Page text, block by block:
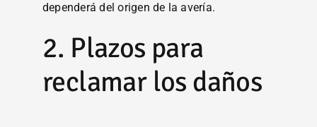
dependerá del origen de la avería.
2. Plazos para
reclamar los daños